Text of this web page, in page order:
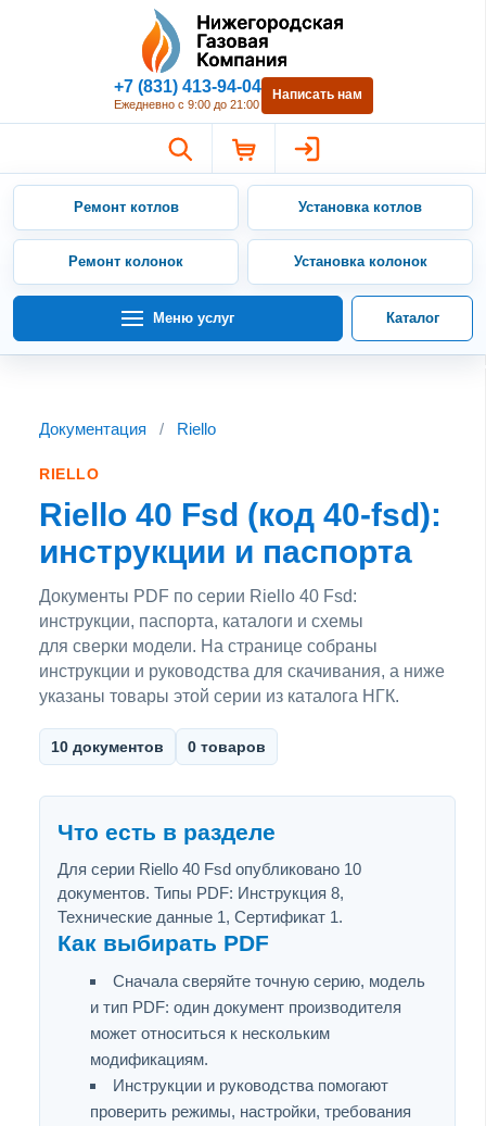
Нижегородская Газовая
+7 (831) 413-94-04
Ежедневно с 9:00 до 21:00
Написать нам
Ремонт котлов Установка котлов
Ремонт колонок Установка колонок
Меню услуг Каталог
Документация / Riello
RIELLO
Riello 40 Fsd (код 40-fsd):
инструкции и паспорта
Документы PDF по серии Riello 40 Fsd:
инструкции, паспорта, каталоги и схемы
для сверки модели. На странице собраны
инструкции и руководства для скачивания, а ниже
указаны товары этой серии из каталога НГК.
10 документов 0 товаров
Что есть в разделе
Для серии Riello 40 Fsd опубликовано 10
документов. Типы PDF: Инструкция 8,
Технические данные 1, Сертификат 1.
Как выбирать PDF
Сначала сверяйте точную серию, модель
и тип PDF: один документ производителя
может относиться к нескольким
модификациям.
Инструкции и руководства помогают
проверить режимы, настройки, требования